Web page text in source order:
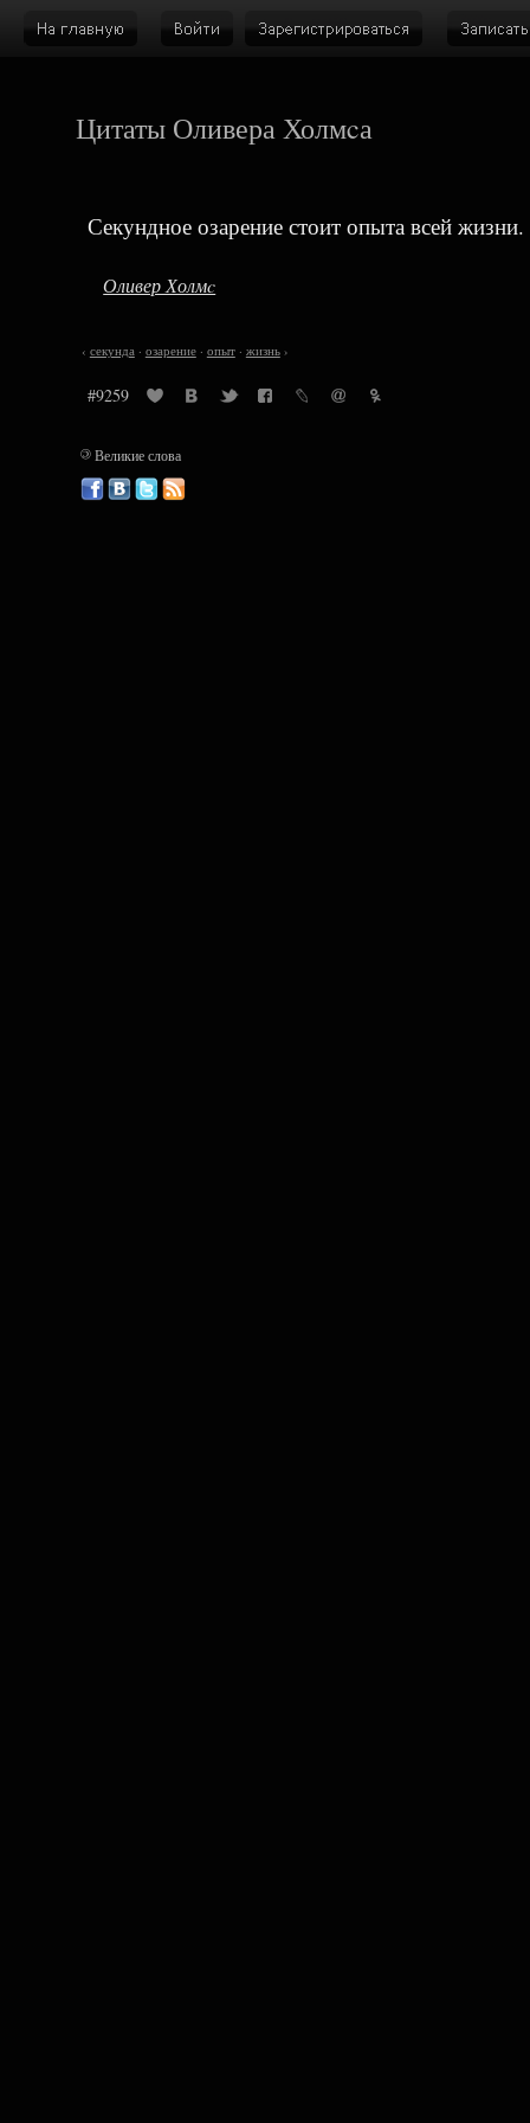
Цитаты Оливера Холмcа
Секундное озарение стоит опыта всей жизни.
Оливер Холмc
‹ секунда· озарение· опыт· жизнь›
#9259
©Великие слова